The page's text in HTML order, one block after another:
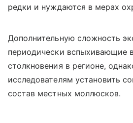
редки и нуждаются в мерах
Дополнительную сложность
периодически вспыхивающие
столкновения в регионе,
исследователям установить
состав местных моллюсков.